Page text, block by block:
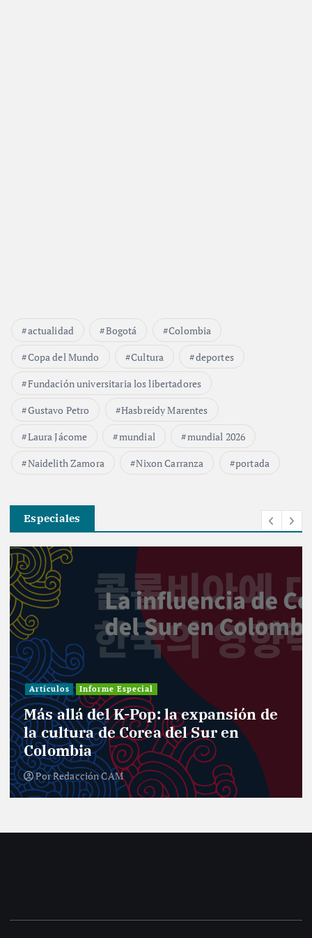
actualidad Bogotá
Colombia
Copa del Mundo
Cultura
deportes
Fundación universitaria los libertadores
Gustavo Petro
Hasbreidy Marentes
Laura Jácome
mundial
mundial 2026
Naidelith Zamora
Nixon Carranza portada
Especiales
Artículos Informe Especial
Más allá del K-Pop: la expansión de
la cultura de Corea del Sur en
Colombia
PorRedacción CAM